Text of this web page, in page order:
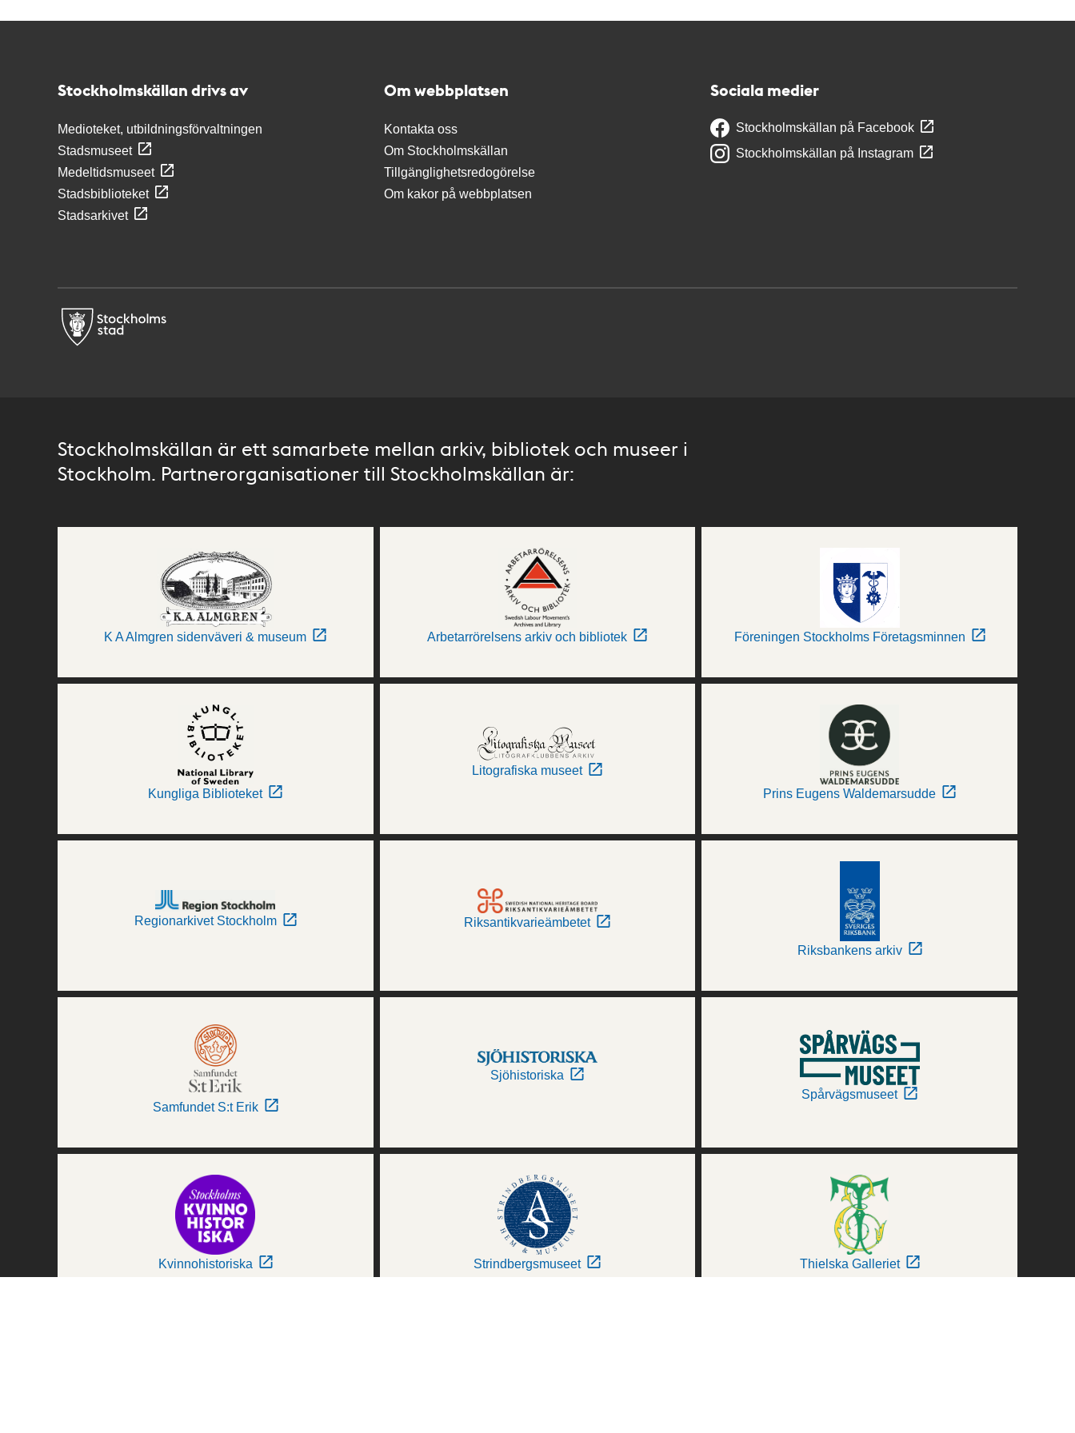
Stockholmskällan drivs av
Medioteket, utbildningsförvaltningen
Stadsmuseet
Medeltidsmuseet
Stadsbiblioteket
Stadsarkivet
Om webbplatsen
Kontakta oss
Om Stockholmskällan
Tillgänglighetsredogörelse
Om kakor på webbplatsen
Sociala medier
Stockholmskällan på Facebook
Stockholmskällan på Instagram
Stockholmskällan är ett samarbete mellan arkiv, bibliotek och museer i
Stockholm. Partnerorganisationer till Stockholmskällan är:
K A Almgren sidenväveri & museum Arbetarrörelsens arkiv och bibliotek Föreningen Stockholms Företagsminnen
Kungliga Biblioteket
Litografiska museet
Prins Eugens Waldemarsudde
Regionarkivet Stockholm Riksantikvarieämbetet
Riksbankens arkiv
Samfundet S:t Erik
Sjöhistoriska
Spårvägsmuseet
Kvinnohistoriska Strindbergsmuseet Thielska Galleriet